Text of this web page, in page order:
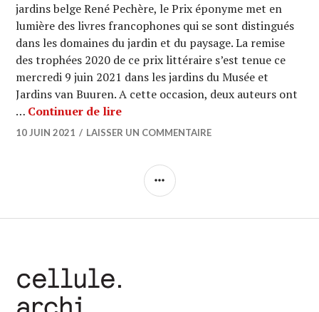
jardins belge René Pechère, le Prix éponyme met en
lumière des livres francophones qui se sont distingués
dans les domaines du jardin et du paysage. La remise
des trophées 2020 de ce prix littéraire s’est tenue ce
mercredi 9 juin 2021 dans les jardins du Musée et
Jardins van Buuren. A cette occasion, deux auteurs ont
… Continuer de lirePRIX René Pechère 2020
10 JUIN 2021 LAISSER UN COMMENTAIRE
COLONNE